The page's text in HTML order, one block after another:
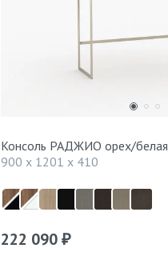
Консоль РАДЖИО орех/белая
900 x 1201 x 410
222 090 ₽